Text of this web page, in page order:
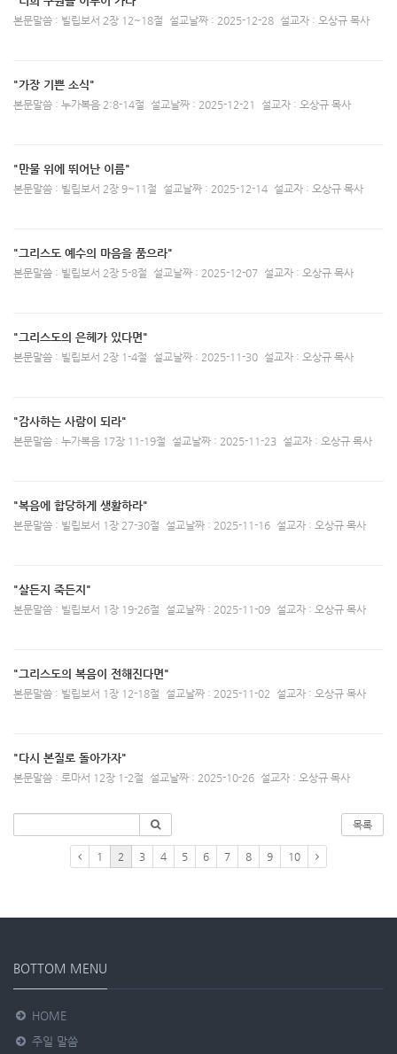
본문말씀 : 빌립보서 2장 12~18절 설교날짜 : 2025-12-28 설교자 : 오상규 목사
"가장 기쁜 소식"
본문말씀 : 누가복음 2:8-14절 설교날짜 : 2025-12-21 설교자 : 오상규 목사
"만물 위에 뛰어난 이름"
본문말씀 : 빌립보서 2장 9~11절 설교날짜 : 2025-12-14 설교자 : 오상규 목사
"그리스도 예수의 마음을 품으라"
본문말씀 : 빌립보서 2장 5-8절 설교날짜 : 2025-12-07 설교자 : 오상규 목사
"그리스도의 은헤가 있다면"
본문말씀 : 빌립보서 2장 1-4절 설교날짜 : 2025-11-30 설교자 : 오상규 목사
"감사하는 사람이 되라"
본문말씀 : 누가복음 17장 11-19절 설교날짜 : 2025-11-23 설교자 : 오상규 목사
"복음에 합당하게 생활하라"
본문말씀 : 빌립보서 1장 27-30절 설교날짜 : 2025-11-16 설교자 : 오상규 목사
"살든지 죽든지"
본문말씀 : 빌립보서 1장 19-26절 설교날짜 : 2025-11-09 설교자 : 오상규 목사
"그리스도의 복음이 전해진다면"
본문말씀 : 빌립보서 1장 12-18절 설교날짜 : 2025-11-02 설교자 : 오상규 목사
"다시 본질로 돌아가자"
본문말씀 : 로마서 12장 1-2절 설교날짜 : 2025-10-26 설교자 : 오상규 목사
목록
1 2 3 4 5 6 7 8 9 10
BOTTOM MENU
HOME
주일 말씀